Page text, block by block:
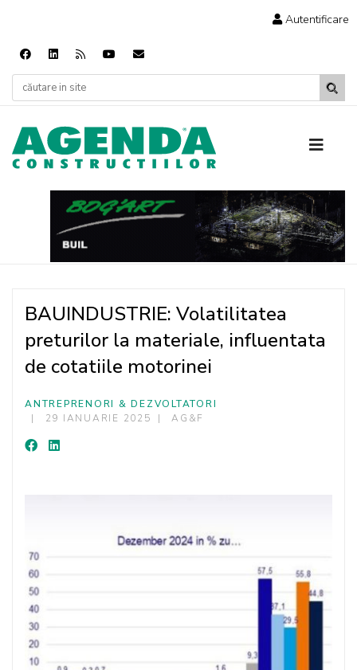
Autentificare
BAUINDUSTRIE: Volatilitatea
preturilor la materiale, influentata
de cotatiile motorinei
ANTREPRENORI & DEZVOLTATORI
29 IANUARIE 2025
AG&F